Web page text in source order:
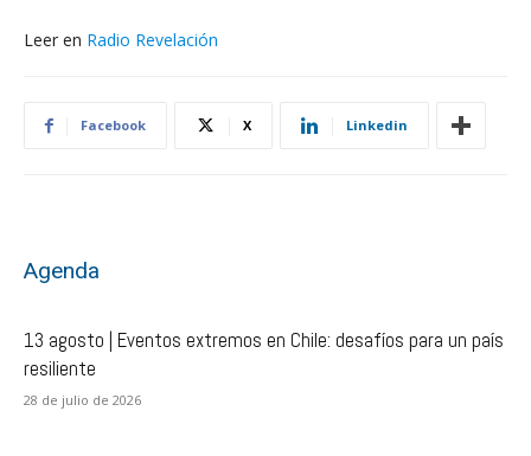
Leer en Radio Revelación
Facebook X Linkedin
Agenda
13 agosto | Eventos extremos en Chile: desafíos para un país
resiliente
28 de julio de 2026